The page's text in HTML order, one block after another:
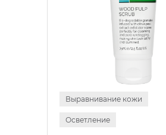
Выравнивание кожи
Осветление